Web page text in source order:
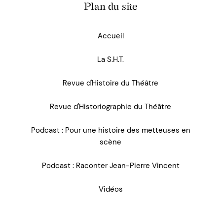
Plan du site
Accueil
La S.H.T.
Revue d'Histoire du Théâtre
Revue d'Historiographie du Théâtre
Podcast : Pour une histoire des metteuses en
scène
Podcast : Raconter Jean-Pierre Vincent
Vidéos